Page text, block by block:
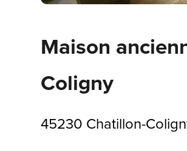
Maison
Coligny
45230 Chatillon-